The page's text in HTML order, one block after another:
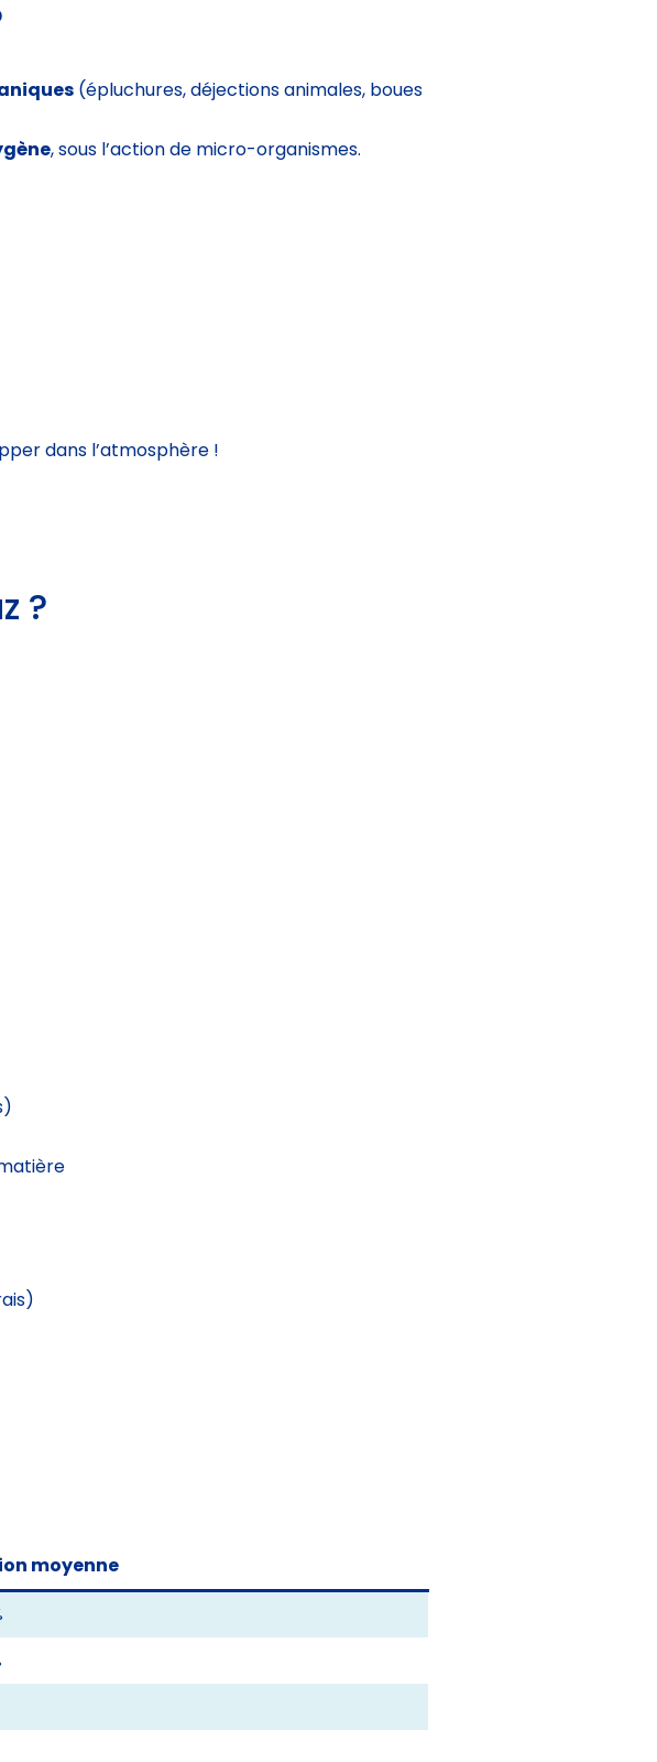
(épluchures, déjections animales, boues
, sous l’action de micro-organismes.
dans l’atmosphère !
?
moyenne